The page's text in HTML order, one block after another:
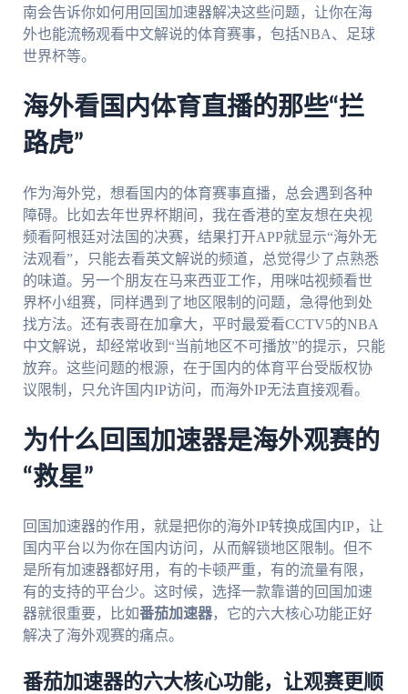
南会告诉你如何用回国加速器解决这些问题，让你在海
外也能流畅观看中文解说的体育赛事，包括NBA、足球
世界杯等。
海外看国内体育直播的那些“拦
路虎”
作为海外党，想看国内的体育赛事直播，总会遇到各种
障碍。比如去年世界杯期间，我在香港的室友想在央视
频看阿根廷对法国的决赛，结果打开APP就显示“海外无
法观看”，只能去看英文解说的频道，总觉得少了点熟悉
的味道。另一个朋友在马来西亚工作，用咪咕视频看世
界杯小组赛，同样遇到了地区限制的问题，急得他到处
找方法。还有表哥在加拿大，平时最爱看CCTV5的NBA
中文解说，却经常收到“当前地区不可播放”的提示，只能
放弃。这些问题的根源，在于国内的体育平台受版权协
议限制，只允许国内IP访问，而海外IP无法直接观看。
为什么回国加速器是海外观赛的
“救星”
回国加速器的作用，就是把你的海外IP转换成国内IP，让
国内平台以为你在国内访问，从而解锁地区限制。但不
是所有加速器都好用，有的卡顿严重，有的流量有限，
有的支持的平台少。这时候，选择一款靠谱的回国加速
器就很重要，比如番茄加速器，它的六大核心功能正好
解决了海外观赛的痛点。
番茄加速器的六大核心功能，让观赛更顺